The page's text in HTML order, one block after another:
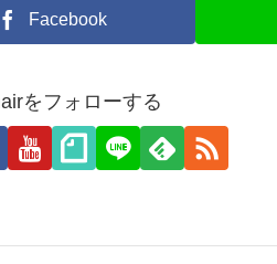
Facebook
をフォローする